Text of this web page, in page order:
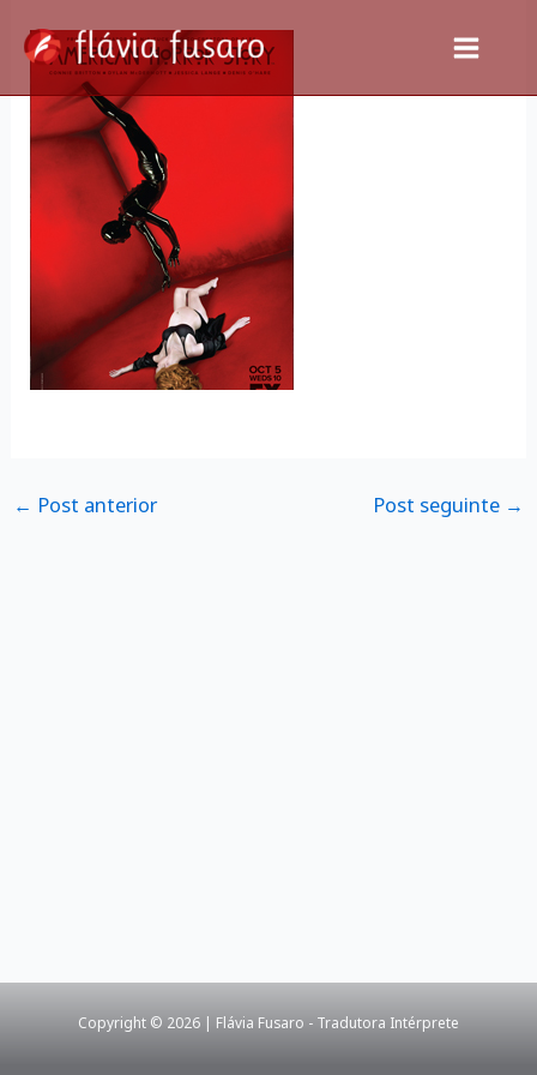
para
conteúdo
← Post anterior Post seguinte →
Copyright © 2026 | Flávia Fusaro - Tradutora Intérprete